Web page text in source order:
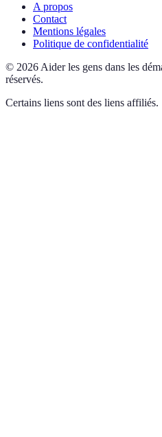
A propos
Contact
Mentions légales
Politique de confidentialité
© 2026 Aider les gens dans les
réservés.
Certains liens sont des liens affiliés.